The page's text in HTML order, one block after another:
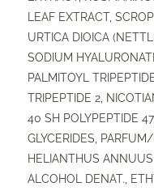
LEAF EXTRACT,
URTICA DIOICA
SODIUM
PALMITOYL
TRIPEPTIDE 2,
40 SH POLYPEPTIDE
GLYCERIDES,
HELIANTHUS ANNUUS
ALCOHOL DENAT.,